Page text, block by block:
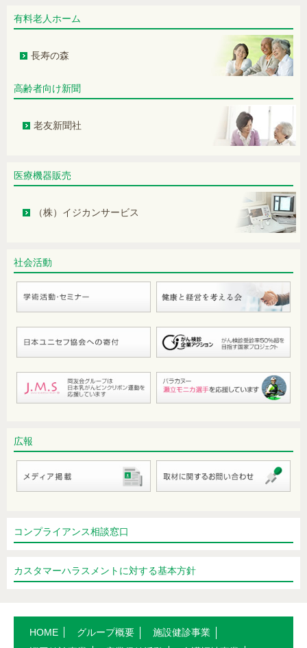
左手にしびれ症状。脳は異常なし。原
新型コロナウイルス(COVID-19) ― 罹
動脈硬化について～脂質仮説を中心に
健診で「肺気腫」との診断。タバコの
影響？
狭心症治療中に納豆などは禁食？
エナジードリンクは適量を
手のひらに大量の汗をかく。原因は？
便秘・慢性便秘症について
胃の内視鏡検査の受診間隔は？
椅子に座る時など少量の尿漏れが…
「耳性帯状疱疹」後遺症に悩んでいま
声が枯れるのはお酒のせい？それと
も…
有料老人ホーム
長寿の森
高齢者向け新聞
老友新聞社
医療機器販売
（株）イジカンサービス
社会活動
広報
コンプライアンス相談窓口
カスタマーハラスメントに対する基本方針
HOME グループ概要
施設健診事業